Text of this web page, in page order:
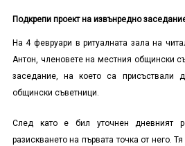
Подкрепи проект на извънредно
На 4 февруари в ритуалната зала на
Антон, членовете на местния общински
заседание, на което са присъствали
общински съветници.
След като е бил уточнен дневният
разискването на първата точка от него.